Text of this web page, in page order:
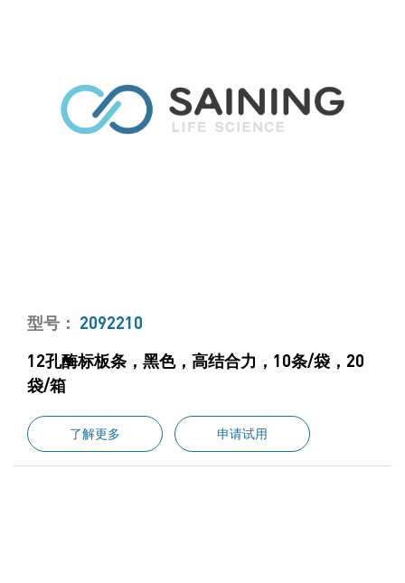
型号： 2092210
12孔酶标板条，黑色，高结合力，10条/袋，20
袋/箱
了解更多 申请试用